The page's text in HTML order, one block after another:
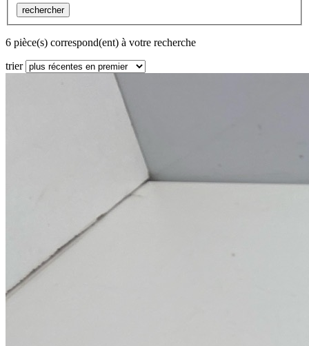
rechercher
6 pièce(s) correspond(ent) à votre recherche
trier